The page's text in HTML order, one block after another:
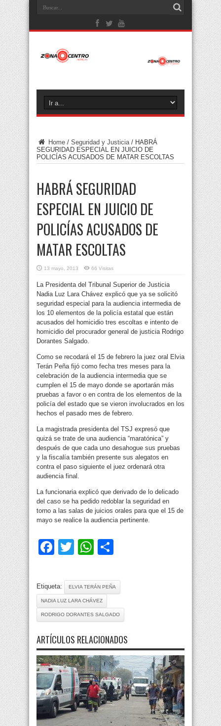
Home / Seguridad y Justicia / HABRÁ
SEGURIDAD ESPECIAL EN JUICIO DE
POLICÍAS ACUSADOS DE MATAR ESCOLTAS
HABRÁ SEGURIDAD
ESPECIAL EN JUICIO DE
POLICÍAS ACUSADOS DE
MATAR ESCOLTAS
13 mayo, 2013 66 Visitas
La Presidenta del Tribunal Superior de Justicia
Nadia Luz Lara Chávez explicó que ya se solicitó
seguridad especial para la audiencia intermedia de
los 10 elementos de la policía estatal que están
acusados del homicidio tres escoltas e intento de
homicidio del procurador general de justicia Rodrigo
Dorantes Salgado.
Como se recodará el 15 de febrero la juez oral Elvia
Terán Peña fijó como fecha tres meses para la
celebración de la audiencia intermedia que se
cumplen el 15 de mayo donde se aportarán más
pruebas a favor o en contra de los elementos de la
policía del estado que se vieron involucrados en los
hechos el pasado mes de febrero.
La magistrada presidenta del TSJ expresó que
quizá se trate de una audiencia “maratónica” y
después de que cada uno desahogue sus pruebas
y la fiscalía también presente sus alegatos en
contra el paso siguiente el juez ordenará otra
audiencia final.
La funcionaria explicó que derivado de lo delicado
del caso se ha pedido redoblar la seguridad en
torno a las salas de juicios orales para que el 15 de
mayo se realice la audiencia pertinente.
Facebook
TwitterWhatsApp
Etiqueta: ELVIA TERÁN PEÑA
NADIA LUZ LARA CHÁVEZ
RODRIGO DORANTES SALGADO
ARTÍCULOS RELACIONADOS